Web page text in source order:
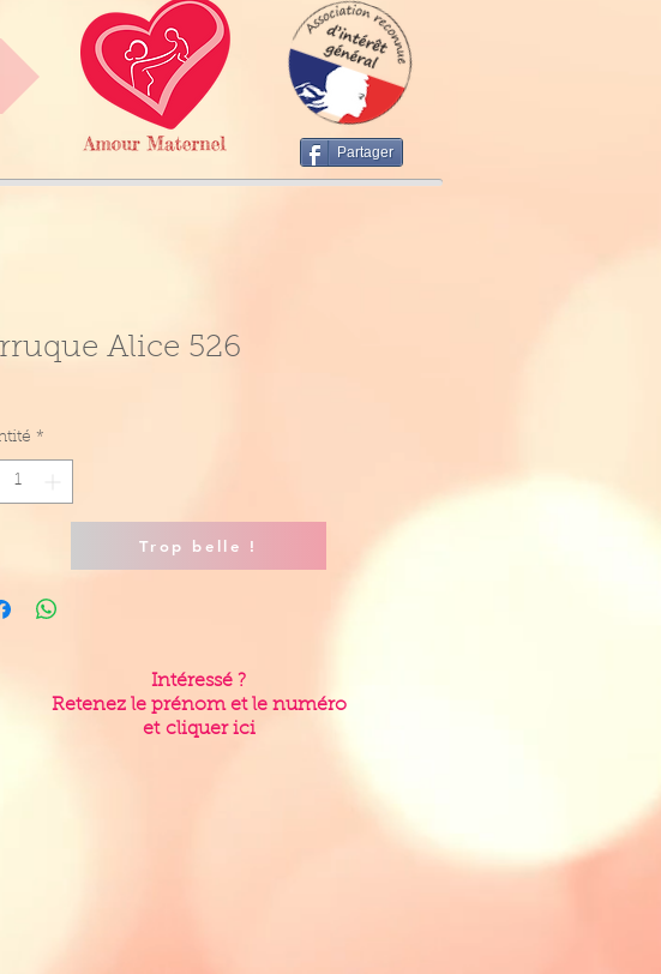
Partager
Alice 526
*
Trop belle !
Intéressé ?
Retenez le prénom et le numéro
et cliquer ici